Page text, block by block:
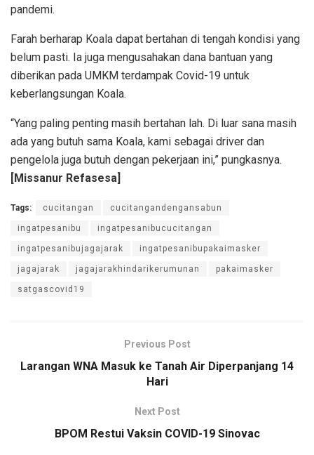
pandemi.
Farah berharap Koala dapat bertahan di tengah kondisi yang
belum pasti. Ia juga mengusahakan dana bantuan yang
diberikan pada UMKM terdampak Covid-19 untuk
keberlangsungan Koala.
“Yang paling penting masih bertahan lah. Di luar sana masih
ada yang butuh sama Koala, kami sebagai driver dan
pengelola juga butuh dengan pekerjaan ini,” pungkasnya.
[Missanur Refasesa]
Tags: cucitangan cucitangandengansabun
ingatpesanibu ingatpesanibucucitangan
ingatpesanibujagajarak ingatpesanibupakaimasker
jagajarak jagajarakhindarikerumunan pakaimasker
satgascovid19
Previous Post
Larangan WNA Masuk ke Tanah Air Diperpanjang 14
Hari
Next Post
BPOM Restui Vaksin COVID-19 Sinovac